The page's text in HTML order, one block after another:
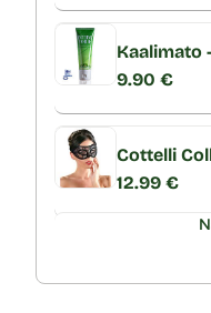
Kaalimato
9.90 €
Cottelli
12.99 €